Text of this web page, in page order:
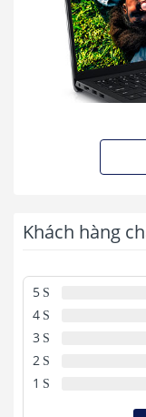
Dell
hoàn
phòng
Là một chiếc laptop
nơi, lại sở hữu màn
thể nói Dell
Khách hàng
5
4
3
2
1